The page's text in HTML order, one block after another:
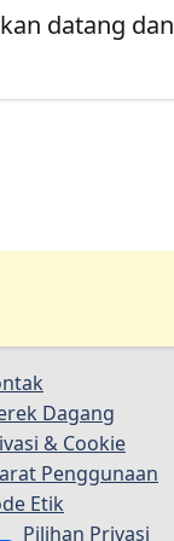
datang dan
Dagang
& Cookie
Penggunaan
Etik
Pilihan Privasi